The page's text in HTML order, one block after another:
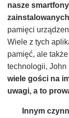
nasze
pamięci
Wiele z tych
pamięć, ale
technologii, John
wiele gości na
uwagi, a to
Innym